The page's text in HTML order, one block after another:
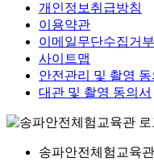
개인정보취급방침
이용약관
이메일무단수집거부
사이트맵
안전관리 및 촬영 동
대관 및 촬영 동의서
송파안전체험교육관